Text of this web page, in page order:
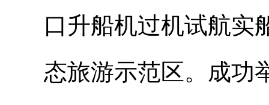
口升船机过机试航实
态旅游示范区。成功